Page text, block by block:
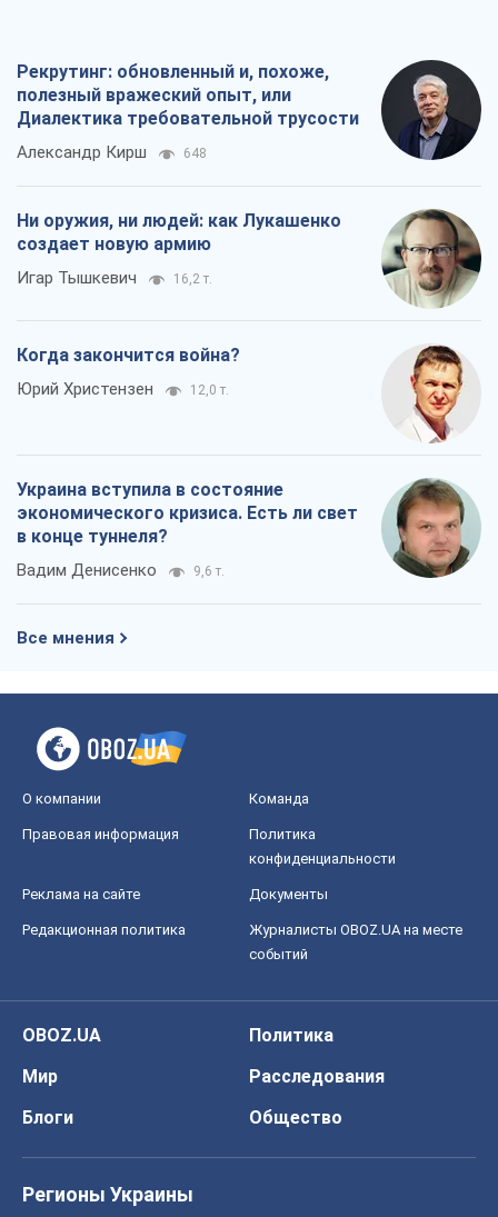
Рекрутинг: обновленный и, похоже,
полезный вражеский опыт, или
Диалектика требовательной трусости
Александр Кирш 648
Ни оружия, ни людей: как Лукашенко
создает новую армию
Игар Тышкевич 16,2 т.
Когда закончится война?
Юрий Христензен 12,0 т.
Украина вступила в состояние
экономического кризиса. Есть ли свет
в конце туннеля?
Вадим Денисенко 9,6 т.
Все мнения
О компании Команда
Правовая информация
Политика
конфиденциальности
Реклама на сайте Документы
Редакционная политика
Журналисты OBOZ.UA на месте
событий
OBOZ.UA
Политика
Мир
Расследования
Блоги
Общество
Регионы Украины